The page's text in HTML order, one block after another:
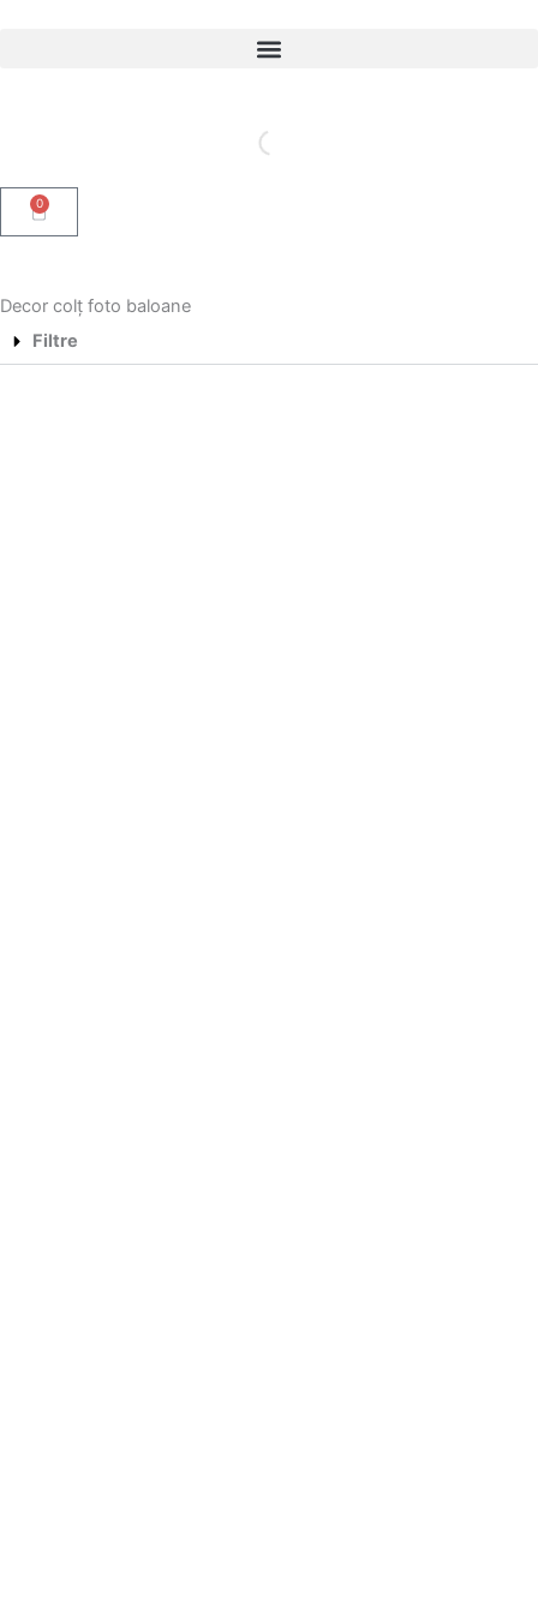
0
Cart
Decor colț foto baloane
Filtre